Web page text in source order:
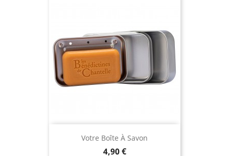
Votre Boîte À Savon
4,90 €